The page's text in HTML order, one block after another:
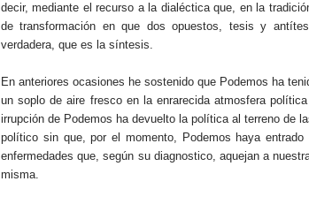
decir, mediante el recurso a la dialéctica que, en la
de transformación en que dos opuestos, tesis y
verdadera, que es la síntesis.
En anteriores ocasiones he sostenido que Podemos ha
un soplo de aire fresco en la enrarecida atmosfera
irrupción de Podemos ha devuelto la política al terreno de
político sin que, por el momento, Podemos haya
enfermedades que, según su diagnostico, aquejan a
misma.